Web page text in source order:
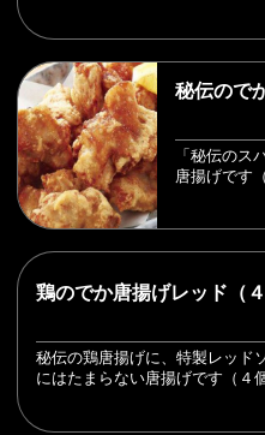
秘伝ので
「秘伝のス
唐揚げです
鶏のでか唐揚げレッド（４
秘伝の鶏唐揚げに、特製レッド
にはたまらない唐揚げです（４